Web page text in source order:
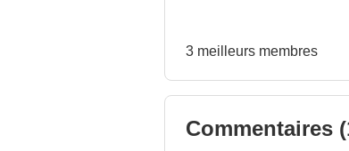
3 meilleurs membres
Commentaires